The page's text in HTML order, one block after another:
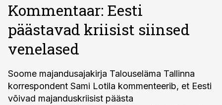
Kommentaar: Eesti
päästavad kriisist siinsed
venelased
Soome majandusajakirja Talouseläma Tallinna
korrespondent Sami Lotila kommenteerib, et Eesti
võivad majanduskriisist päästa